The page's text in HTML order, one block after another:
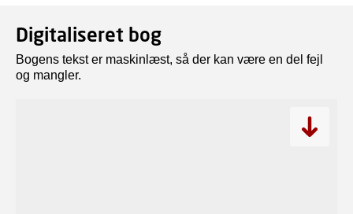
Digitaliseret bog
Bogens tekst er maskinlæst, så der kan være en del fejl
og mangler.